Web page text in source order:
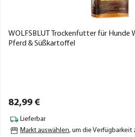
WOLFSBLUT Trockenfutter für Hunde
Pferd & Süßkartoffel
82,99 €
Lieferbar
Markt auswählen, um die Verfügbarkeit